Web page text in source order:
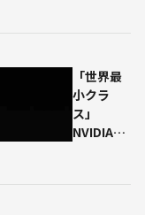
3.0」
を一般
始――性能
「世界最
小クラ
ス」
NVIDIAが